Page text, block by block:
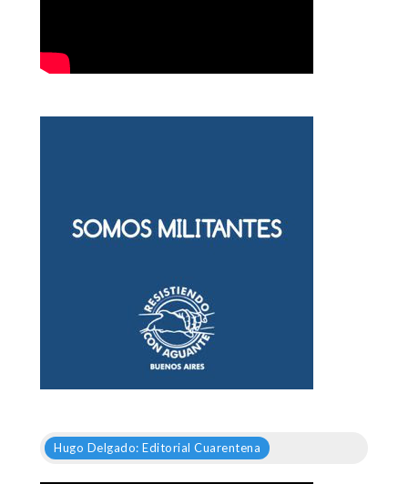
Hugo Delgado: Editorial Cuarentena